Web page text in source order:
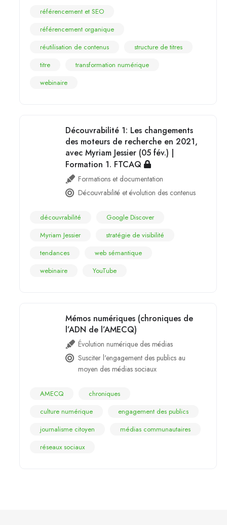
référencement et SEO
référencement organique
réutilisation de contenus
structure de titres
titre
transformation numérique
webinaire
Découvrabilité 1: Les changements
des moteurs de recherche en 2021,
avec Myriam Jessier (05 fév.) |
Formation 1. FTCAQ
Formations et documentation
Découvrabilité et évolution des contenus
découvrabilité
Google Discover
Myriam Jessier
stratégie de visibilité
tendances
web sémantique
webinaire
YouTube
Mémos numériques (chroniques de
l’ADN de l’AMECQ)
Évolution numérique des médias
Susciter l'engagement des publics au
moyen des médias sociaux
AMECQ
chroniques
culture numérique
engagement des publics
journalisme citoyen
médias communautaires
réseaux sociaux